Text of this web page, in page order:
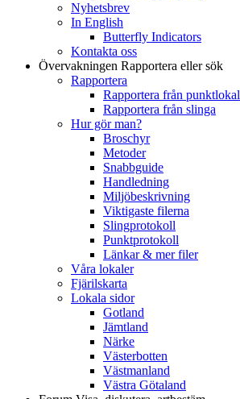
Nyhetsbrev
In English
Butterfly Indicators
Kontakta oss
Övervakningen Rapportera eller sök
Rapportera
Rapportera från punktlokal
Rapportera från slinga
Hur gör man?
Broschyr
Metoder
Snabbguide
Handledning
Miljöbeskrivning
Viktigaste filerna
Slingprotokoll
Punktprotokoll
Länkar & mer filer
Våra lokaler
Fjärilskarta
Lokala sidor
Gotland
Jämtland
Närke
Västerbotten
Västmanland
Västra Götaland